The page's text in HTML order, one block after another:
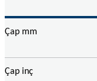
Çap mm
Çap inç